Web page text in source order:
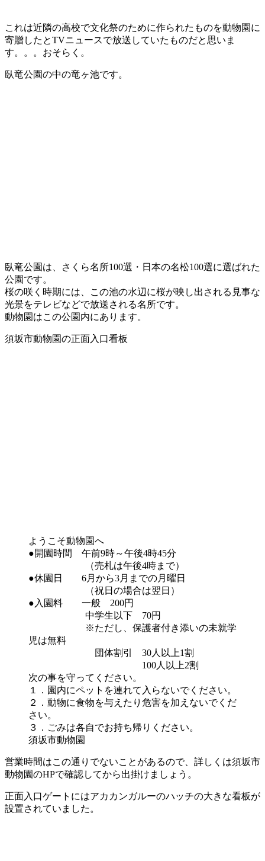
これは近隣の高校で文化祭のために作られたものを動物園に
寄贈したとTVニュースで放送していたものだと思いま
す。。。おそらく。
臥竜公園の中の竜ヶ池です。
臥竜公園は、さくら名所100選・日本の名松100選に選ばれた
公園です。
桜の咲く時期には、この池の水辺に桜が映し出される見事な
光景をテレビなどで放送される名所です。
動物園はこの公園内にあります。
須坂市動物園の正面入口看板
ようこそ動物園へ
●開園時間 午前9時～午後4時45分
（売札は午後4時まで）
●休園日 6月から3月までの月曜日
（祝日の場合は翌日）
●入園料 一般 200円
中学生以下 70円
※ただし、保護者付き添いの未就学
児は無料
団体割引 30人以上1割
100人以上2割
次の事を守ってください。
１．園内にペットを連れて入らないでください。
２．動物に食物を与えたり危害を加えないでくだ
さい。
３．ごみは各自でお持ち帰りください。
須坂市動物園
営業時間はこの通りでないことがあるので、詳しくは須坂市
動物園のHPで確認してから出掛けましょう。
正面入口ゲートにはアカカンガルーのハッチの大きな看板が
設置されていました。